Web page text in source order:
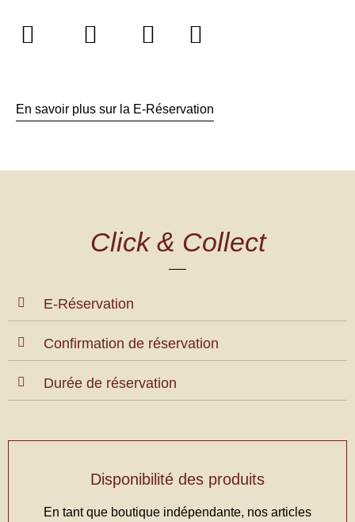
En savoir plus sur la E-Réservation
Click & Collect
E-Réservation
Confirmation de réservation
Durée de réservation
Disponibilité des produits
En tant que boutique indépendante, nos articles